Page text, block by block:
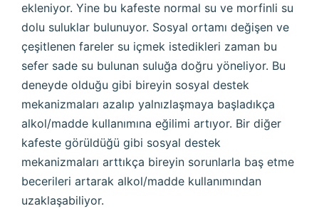
ekleniyor. Yine bu kafeste normal su ve morfinli su
dolu suluklar bulunuyor. Sosyal ortamı değişen ve
çeşitlenen fareler su içmek istedikleri zaman bu
sefer sade su bulunan suluğa doğru yöneliyor. Bu
deneyde olduğu gibi bireyin sosyal destek
mekanizmaları azalıp yalnızlaşmaya başladıkça
alkol/madde kullanımına eğilimi artıyor. Bir diğer
kafeste görüldüğü gibi sosyal destek
mekanizmaları arttıkça bireyin sorunlarla baş etme
becerileri artarak alkol/madde kullanımından
uzaklaşabiliyor.